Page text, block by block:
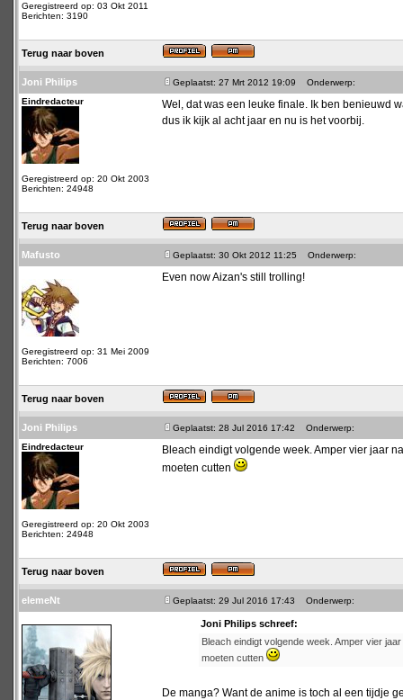
Geregistreerd op: 03 Okt 2011
Berichten: 3190
Terug naar boven
Joni Philips Geplaatst: 27 Mrt 2012 19:09
Onderwerp:
Eindredacteur
Geregistreerd op: 20 Okt 2003
Berichten: 24948
Wel, dat was een leuke finale. Ik ben benieuwd
dus ik kijk al acht jaar en nu is het voorbij.
Terug naar boven
Mafusto Geplaatst: 30 Okt 2012 11:25 Onderwerp:
Geregistreerd op: 31 Mei 2009
Berichten: 7006
Even now Aizan's still trolling!
Terug naar boven
Joni Philips Geplaatst: 28 Jul 2016 17:42
Onderwerp:
Eindredacteur
Geregistreerd op: 20 Okt 2003
Berichten: 24948
Bleach eindigt volgende week. Amper vier jaar
moeten cutten
Terug naar boven
elemeNt Geplaatst: 29 Jul 2016 17:43 Onderwerp:
Joni Philips schreef:
Bleach eindigt volgende week. Amper vier
moeten cutten
De manga? Want de anime is toch al een tijdje